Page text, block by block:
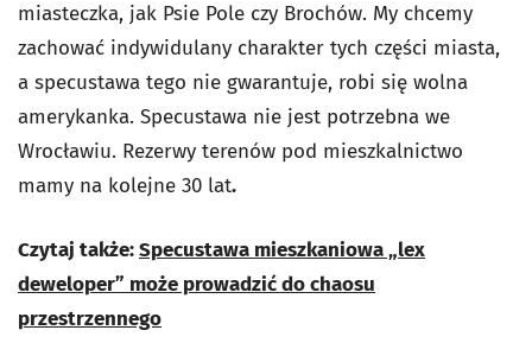
miasteczka, jak Psie Pole czy Brochów. My chcemy
zachować indywidulany charakter tych części miasta,
a specustawa tego nie gwarantuje, robi się wolna
amerykanka. Specustawa nie jest potrzebna we
Wrocławiu. Rezerwy terenów pod mieszkalnictwo
mamy na kolejne 30 lat.
Czytaj także:Specustawa mieszkaniowa „lex
deweloper” może prowadzić do chaosu
przestrzennego